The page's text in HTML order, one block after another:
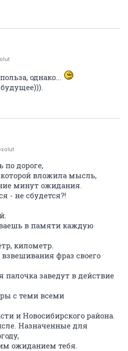
однако...
по дороге,
вложила мысль,
минут ожидания.
- не сбудется?!
в памяти каждую
километр.
фраз своего
палочка заведут в действие
с теми всеми
и Новосибирского района.
Назначенные для
ожиданием тебя.